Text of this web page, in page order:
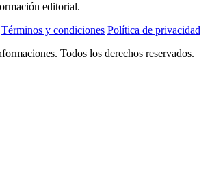
editorial.
Términos y condiciones Política de privacidad
Todos los derechos reservados.